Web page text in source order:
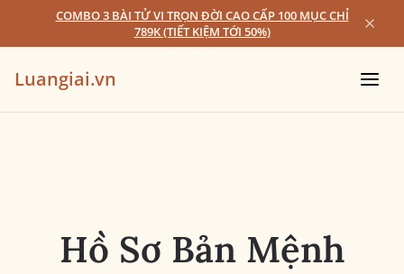
COMBO 3 BÀI TỬ VI TRỌN ĐỜI CAO CẤP 100 MỤC CHỈ
789K (TIẾT KIỆM TỚI 50%)
Luangiai.vn
Hồ Sơ Bản Mệnh